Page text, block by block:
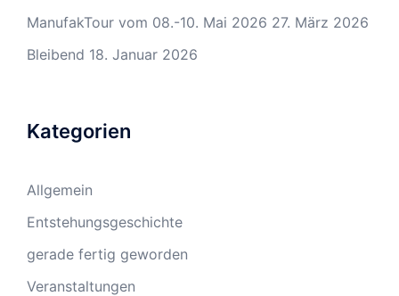
ManufakTour vom 08.-10. Mai 2026 27. März 2026
Bleibend 18. Januar 2026
Kategorien
Allgemein
Entstehungsgeschichte
gerade fertig geworden
Veranstaltungen